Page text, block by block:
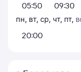
05:50
09:30
пн, вт, ср, чт, пт,
20:00